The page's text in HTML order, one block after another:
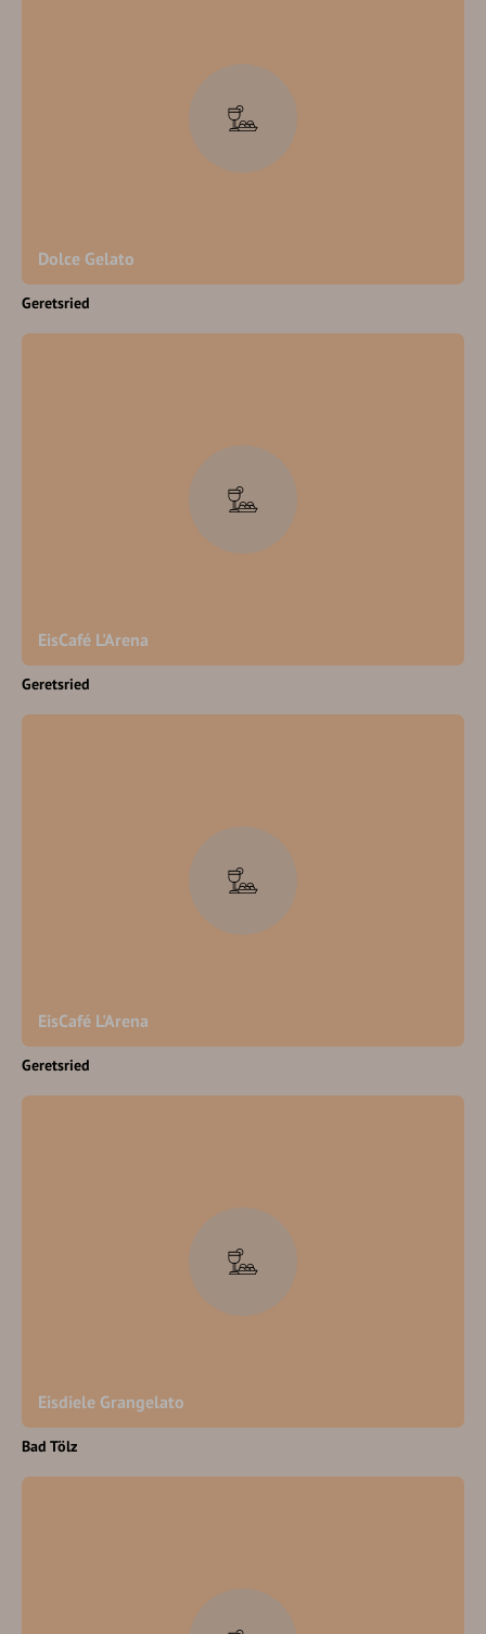
Dolce Gelato
Geretsried
EisCafé L'Arena
Geretsried
EisCafé L'Arena
Geretsried
Eisdiele Grangelato
Bad Tölz